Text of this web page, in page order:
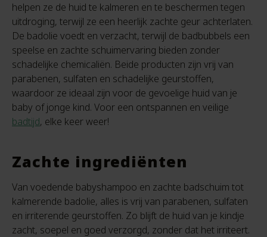
helpen ze de huid te kalmeren en te beschermen tegen
uitdroging, terwijl ze een heerlijk zachte geur achterlaten.
De badolie voedt en verzacht, terwijl de badbubbels een
speelse en zachte schuimervaring bieden zonder
schadelijke chemicaliën. Beide producten zijn vrij van
parabenen, sulfaten en schadelijke geurstoffen,
waardoor ze ideaal zijn voor de gevoelige huid van je
baby of jonge kind. Voor een ontspannen en veilige
badtijd, elke keer weer!
Zachte ingrediënten
Van voedende babyshampoo en zachte badschuim tot
kalmerende badolie, alles is vrij van parabenen, sulfaten
en irriterende geurstoffen. Zo blijft de huid van je kindje
zacht, soepel en goed verzorgd, zonder dat het irriteert.